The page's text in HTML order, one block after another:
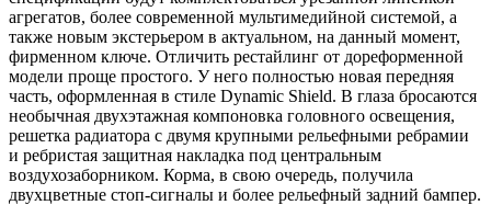
агрегатов, более современной мультимедийной системой, а
также новым экстерьером в актуальном, на данный момент,
фирменном ключе. Отличить рестайлинг от дореформенной
модели проще простого. У него полностью новая передняя
часть, оформленная в стиле Dynamic Shield. В глаза бросаются
необычная двухэтажная компоновка головного освещения,
решетка радиатора с двумя крупными рельефными ребрамии
и ребристая защитная накладка под центральным
воздухозаборником. Корма, в свою очередь, получила
двухцветные стоп-сигналы и более рельефный задний бампер.